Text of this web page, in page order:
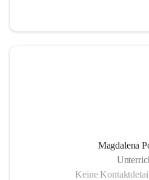
Magdalena
Keine